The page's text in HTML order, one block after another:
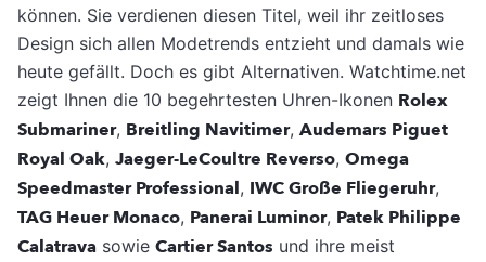
können. Sie verdienen diesen Titel, weil ihr zeitloses
Design sich allen Modetrends entzieht und damals wie
heute gefällt. Doch es gibt Alternativen. Watchtime.net
zeigt Ihnen die 10 begehrtesten Uhren-Ikonen Rolex
Submariner, Breitling Navitimer, Audemars Piguet
Royal Oak, Jaeger-LeCoultre Reverso, Omega
Speedmaster Professional, IWC Große Fliegeruhr,
TAG Heuer Monaco, Panerai Luminor, Patek Philippe
Calatrava sowie Cartier Santos und ihre meist